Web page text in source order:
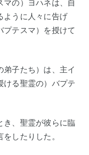
の）ヨハネは、自
ように人々に告げ
プテスマ）を授けて
子たち）は、主イ
ける聖霊の）バプテ
、聖霊が彼らに臨
したりした。